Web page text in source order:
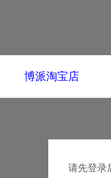
博派淘宝店
请先登录